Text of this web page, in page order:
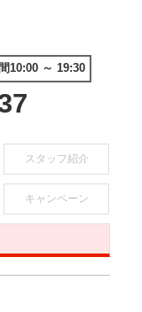
10:00 ～ 19:30
スタッフ紹介
キャンペーン